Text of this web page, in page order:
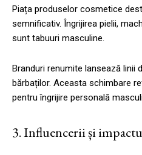
Piața produselor cosmetice
semnificativ. Îngrijirea pielii,
sunt tabuuri masculine.
Branduri renumite lansează linii
bărbaților. Aceasta schimbare
pentru îngrijire personală
3. Influencerii și